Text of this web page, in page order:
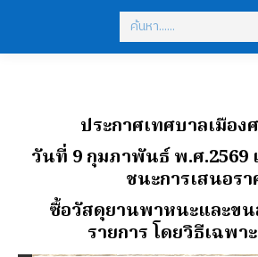
Search:
ประกาศเทศบาลเมือง
วันที่ 9 กุมภาพันธ์ พ.ศ.2569
ชนะการเสนอรา
ซื้อวัสดุยานพาหนะและข
รายการ โดยวิธีเฉพาะ